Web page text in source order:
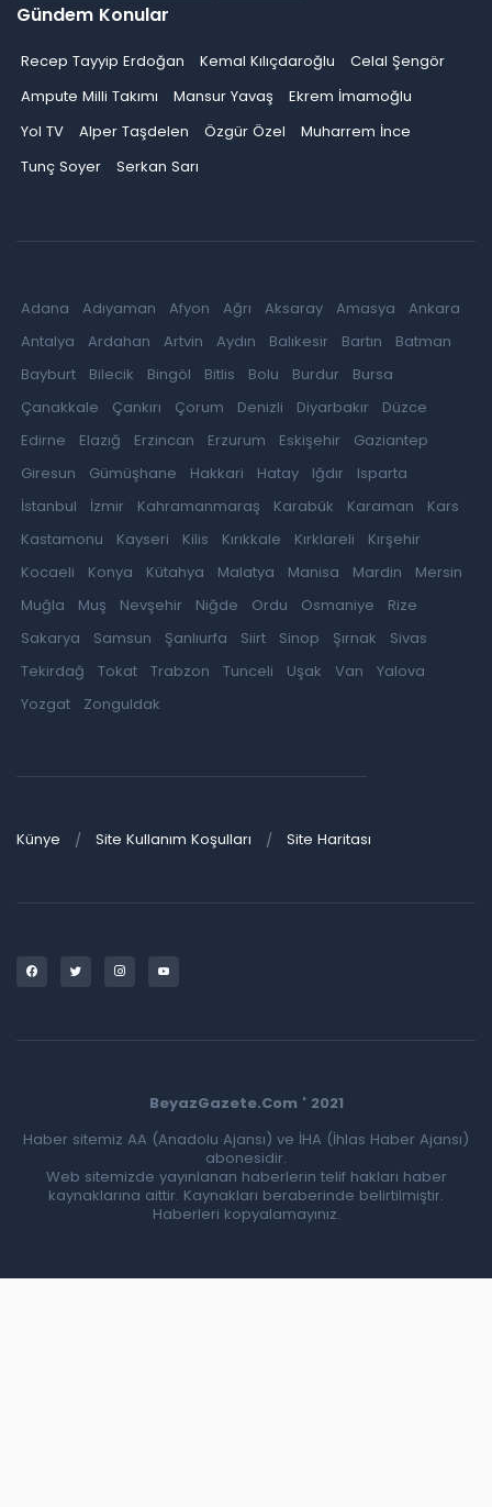
Gündem Konular
Recep Tayyip Erdoğan Kemal Kılıçdaroğlu
Celal Şengör
Ampute Milli Takımı
Mansur Yavaş
Ekrem İmamoğlu
Yol TV
Alper Taşdelen Özgür Özel
Muharrem İnce
Tunç Soyer
Serkan Sarı
Adana Adıyaman Afyon Ağrı Aksaray Amasya
Ankara
Antalya
Ardahan Artvin Aydın Balıkesir Bartın
Batman
Bayburt
Bilecik Bingöl Bitlis Bolu Burdur
Bursa
Çanakkale
Çankırı Çorum Denizli Diyarbakır
Düzce
Edirne
Elazığ Erzincan Erzurum Eskişehir
Gaziantep
Giresun
Gümüşhane Hakkari Hatay Iğdır
Isparta
İstanbul
İzmir Kahramanmaraş Karabük Karaman
Kars
Kastamonu
Kayseri Kilis Kırıkkale Kırklareli
Kırşehir
Kocaeli
Konya Kütahya Malatya Manisa Mardin
Mersin
Muğla
Muş Nevşehir Niğde Ordu Osmaniye
Rize
Sakarya
Samsun Şanlıurfa Siirt Sinop Şırnak
Sivas
Tekirdağ
Tokat Trabzon Tunceli Uşak Van
Yalova
Yozgat
Zonguldak
Künye Site Kullanım Koşulları Site Haritası
BeyazGazete.Com ' 2021
Haber sitemiz AA (Anadolu Ajansı) ve İHA (İhlas Haber Ajansı)
abonesidir.
Web sitemizde yayınlanan haberlerin telif hakları haber
kaynaklarına aittir. Kaynakları beraberinde belirtilmiştir.
Haberleri kopyalamayınız.